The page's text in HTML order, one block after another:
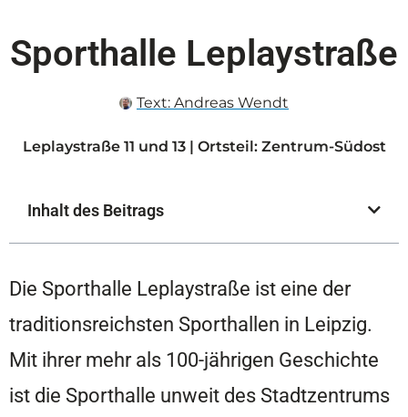
Sporthalle Leplaystraße
Text: Andreas Wendt
Leplaystraße 11 und 13 | Ortsteil: Zentrum-Südost
Inhalt des Beitrags
Die Sporthalle Leplaystraße ist eine der
traditionsreichsten Sporthallen in Leipzig.
Mit ihrer mehr als 100-jährigen Geschichte
ist die Sporthalle unweit des Stadtzentrums